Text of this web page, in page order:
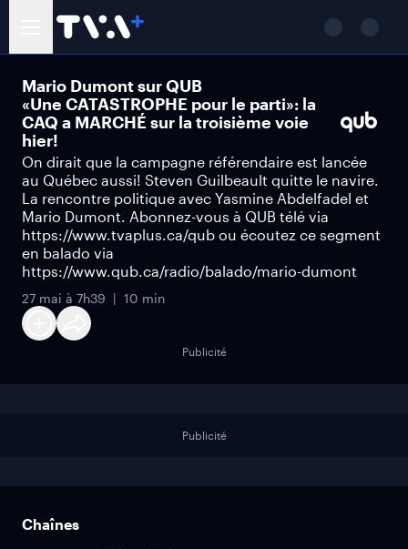
Mario Dumont sur QUB
«Une CATASTROPHE pour le parti»: la
CAQ a MARCHÉ sur la troisième voie
hier!
On dirait que la campagne référendaire est lancée
au Québec aussi! Steven Guilbeault quitte le navire.
La rencontre politique avec Yasmine Abdelfadel et
Mario Dumont. Abonnez-vous à QUB télé via
https://www.tvaplus.ca/qub ou écoutez ce segment
en balado via
https://www.qub.ca/radio/balado/mario-dumont
27 mai à 7h39 10 min
Publicité
Publicité
Chaînes